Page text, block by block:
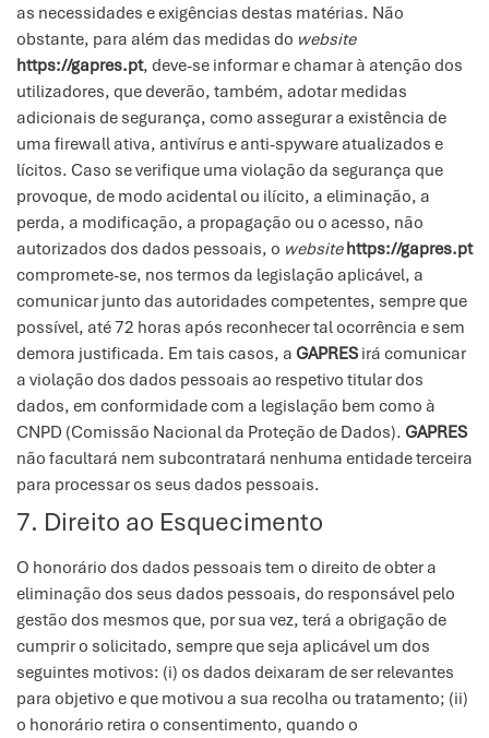
as necessidades e exigências destas matérias. Não
obstante, para além das medidas do website
https://gapres.pt, deve-se informar e chamar à atenção dos
utilizadores, que deverão, também, adotar medidas
adicionais de segurança, como assegurar a existência de
uma firewall ativa, antivírus e anti-spyware atualizados e
lícitos. Caso se verifique uma violação da segurança que
provoque, de modo acidental ou ilícito, a eliminação, a
perda, a modificação, a propagação ou o acesso, não
autorizados dos dados pessoais, o website https://gapres.pt
compromete-se, nos termos da legislação aplicável, a
comunicar junto das autoridades competentes, sempre que
possível, até 72 horas após reconhecer tal ocorrência e sem
demora justificada. Em tais casos, a GAPRES irá comunicar
a violação dos dados pessoais ao respetivo titular dos
dados, em conformidade com a legislação bem como à
CNPD (Comissão Nacional da Proteção de Dados). GAPRES
não facultará nem subcontratará nenhuma entidade terceira
para processar os seus dados pessoais.
7. Direito ao Esquecimento
O honorário dos dados pessoais tem o direito de obter a
eliminação dos seus dados pessoais, do responsável pelo
gestão dos mesmos que, por sua vez, terá a obrigação de
cumprir o solicitado, sempre que seja aplicável um dos
seguintes motivos: (i) os dados deixaram de ser relevantes
para objetivo e que motivou a sua recolha ou tratamento; (ii)
o honorário retira o consentimento, quando o